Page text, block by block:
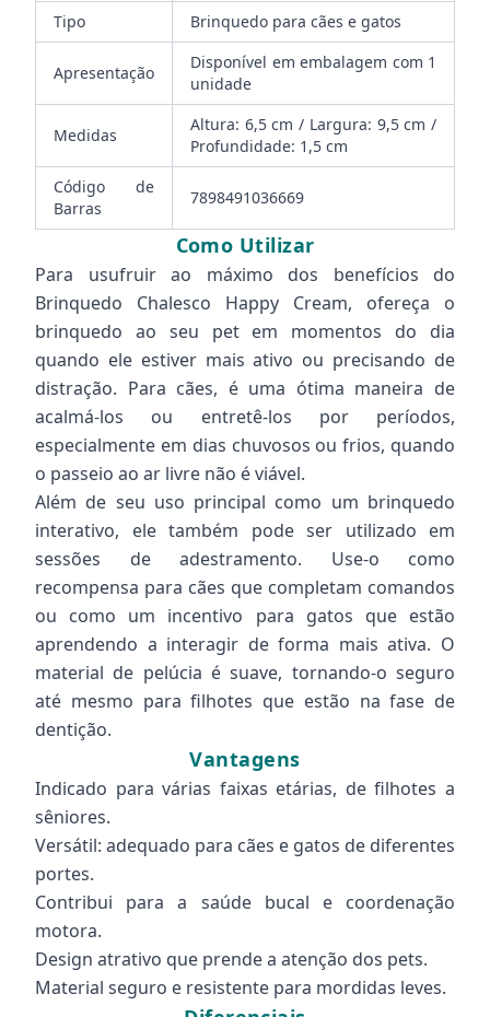
Tipo
Brinquedo para cães e gatos
Apresentação
Disponível em embalagem com 1
unidade
Medidas
Altura: 6,5 cm / Largura: 9,5 cm /
Profundidade: 1,5 cm
Código de
Barras
7898491036669
Como Utilizar
Para usufruir ao máximo dos benefícios do
Brinquedo Chalesco Happy Cream, ofereça o
brinquedo ao seu pet em momentos do dia
quando ele estiver mais ativo ou precisando de
distração. Para cães, é uma ótima maneira de
acalmá-los ou entretê-los por períodos,
especialmente em dias chuvosos ou frios, quando
o passeio ao ar livre não é viável.
Além de seu uso principal como um brinquedo
interativo, ele também pode ser utilizado em
sessões de adestramento. Use-o como
recompensa para cães que completam comandos
ou como um incentivo para gatos que estão
aprendendo a interagir de forma mais ativa. O
material de pelúcia é suave, tornando-o seguro
até mesmo para filhotes que estão na fase de
dentição.
Vantagens
Indicado para várias faixas etárias, de filhotes a
sêniores.
Versátil: adequado para cães e gatos de diferentes
portes.
Contribui para a saúde bucal e coordenação
motora.
Design atrativo que prende a atenção dos pets.
Material seguro e resistente para mordidas leves.